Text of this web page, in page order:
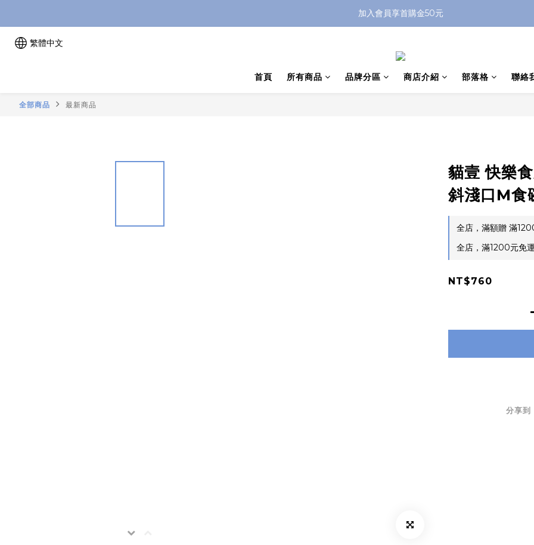
加入會員享首購金50元
繁體中文
首頁 所有商品 品牌分區 商店介紹 部落格 聯絡
全部商品 最新商品
貓壹 快樂
斜淺口M食
全店，滿額贈 滿
全店，滿1200元免
NT$760
分享到